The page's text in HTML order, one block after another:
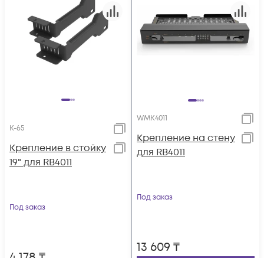
K-65
Крепление в стойку
19" для RB4011
Под заказ
WMK4011
Крепление на стену
для RB4011
Под заказ
13 609 ₸